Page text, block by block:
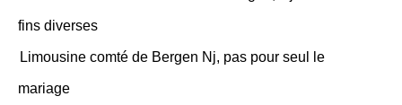
fins diverses
Limousine comté de Bergen Nj, pas pour seul le
mariage